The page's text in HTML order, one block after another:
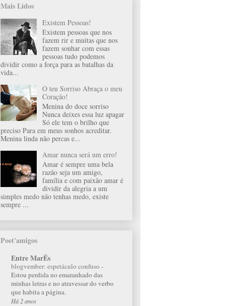
Mais Lidos
Existem Pessoas!
Existem pessoas que nos
fazem rir e muitas que nos
fazem sonhar com essas
pessoas tudo podemos
dividir como a força para as batalhas da
vida...
O teu Sorriso Abraça o meu
Coração!
Menina do doce sorriso
Nunca deixes essa luz apagar
Só ele tem o brilho que
preciso Para em meus sonhos acreditar.
Menina linda não percas e...
Amar nunca será um erro!
Amar é sempre uma bela
razão seja um amigo,
família e com paixão amar é
dividir da alegria a um
simples medo não tenhas medo, existe
sempre ...
Poet'amigos
Entre MarÉs
blogvember: espetáculo confuso -
Estou perdida no emaranhado das
minhas letras e no atravessar do verbo
que habita a página.
Há 2 anos